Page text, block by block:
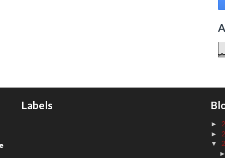
Labels
►
►
▼